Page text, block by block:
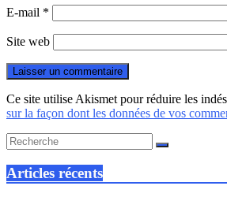
E-mail *
Site web
Ce site utilise Akismet pour réduire les
sur la façon dont les données de vos
Articles récents